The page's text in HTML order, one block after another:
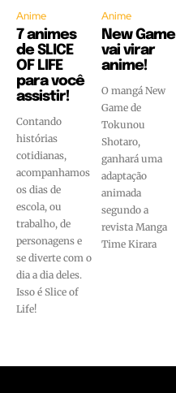
Anime
7 animes
de SLICE
OF LIFE
para você
assistir!
Contando
histórias
cotidianas,
acompanhamos
os dias de
escola, ou
trabalho, de
personagens e
se diverte com o
dia a dia deles.
Isso é Slice of
Life!
Anime
New Game
vai virar
anime!
O mangá New
Game de
Tokunou
Shotaro,
ganhará uma
adaptação
animada
segundo a
revista Manga
Time Kirara